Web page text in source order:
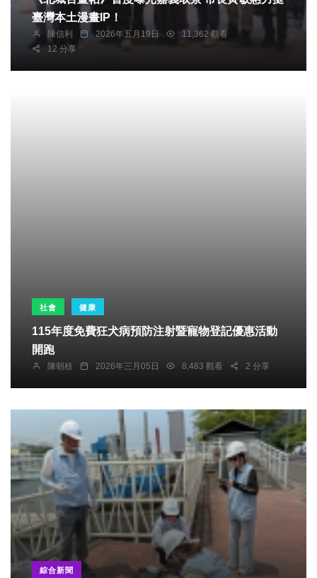
臺灣本土漫畫IP！
陳信利 2026年五月19日
11,362 觀看
12 分享
社會 健康
115年度免費狂犬病預防注射暨寵物登記優惠活動
開跑
陳朝枝 2026年三月05日 8,483 觀看 2 分享
綜合新聞